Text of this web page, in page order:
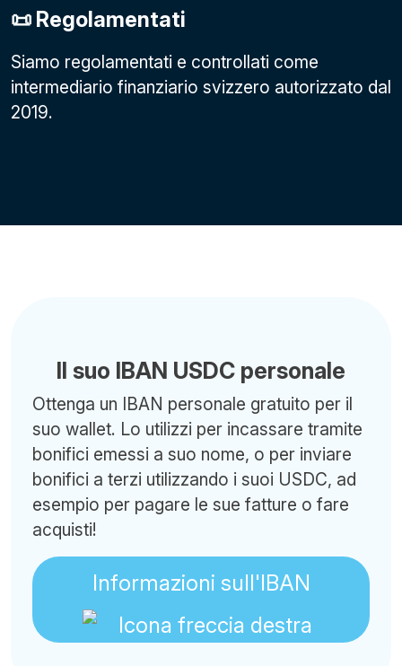
📜 Regolamentati
Siamo regolamentati e controllati come
intermediario finanziario svizzero autorizzato dal
2019.
Il suo IBAN USDC personale
Ottenga un IBAN personale gratuito per il
suo wallet. Lo utilizzi per incassare tramite
bonifici emessi a suo nome, o per inviare
bonifici a terzi utilizzando i suoi USDC, ad
esempio per pagare le sue fatture o fare
acquisti!
Informazioni sull'IBAN